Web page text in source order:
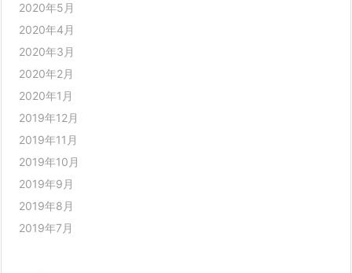
2020年5月
2020年4月
2020年3月
2020年2月
2020年1月
2019年12月
2019年11月
2019年10月
2019年9月
2019年8月
2019年7月